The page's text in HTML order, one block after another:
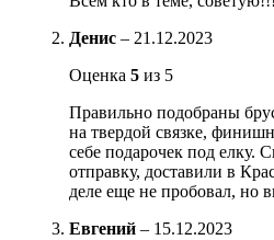
Денис – 21.12.2023
Оценка 5 из 5
Правильно подобраны
на твердой связке,
себе подарочек под елку.
отправку, доставили в
деле еще не пробовал, но
Евгений – 15.12.2023